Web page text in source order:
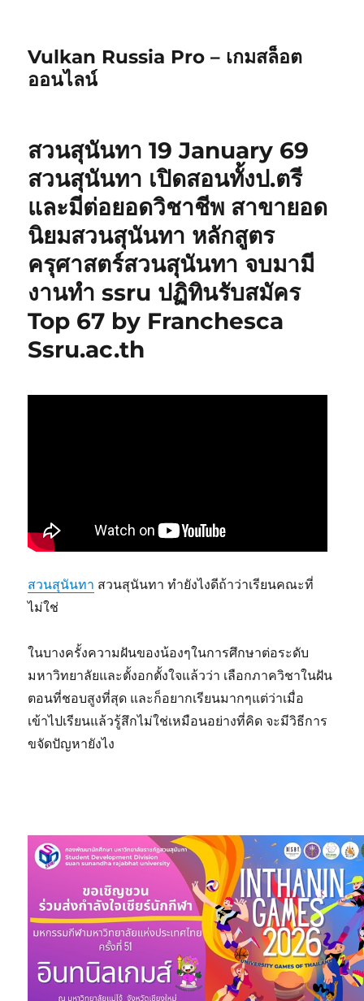
Vulkan Russia Pro – เกมสล็อต
ออนไลน์
สวนสุนันทา 19 January 69
สวนสุนันทา เปิดสอนทั้งป.ตรี
และมีต่อยอดวิชาชีพ สาขายอด
นิยมสวนสุนันทา หลักสูตร
ครุศาสตร์สวนสุนันทา จบมามี
งานทำ ssru ปฏิทินรับสมัคร
Top 67 by Franchesca
Ssru.ac.th
สวนสุนันทา สวนสุนันทา ทำยังไงดีถ้าว่าเรียนคณะที่
ไม่ใช่
ในบางครั้งความฝันของน้องๆในการศึกษาต่อระดับ
มหาวิทยาลัยและตั้งอกตั้งใจแล้วว่า เลือกภาควิชาในฝัน
ตอนที่ชอบสูงที่สุด และก็อยากเรียนมากๆแต่ว่าเมื่อ
เข้าไปเรียนแล้วรู้สึกไม่ใช่เหมือนอย่างที่คิด จะมีวิธีการ
ขจัดปัญหายังไง